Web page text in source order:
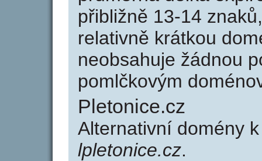
přibližně 13-14
relativně krátkou
neobsahuje žádnou
pomlčkovým
Pletonice.cz
Alternativní domény
lpletonice.cz.